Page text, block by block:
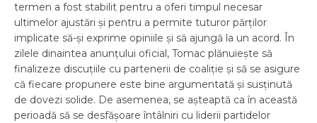
termen a fost stabilit pentru a oferi timpul necesar
ultimelor ajustări și pentru a permite tuturor părților
implicate să-și exprime opiniile și să ajungă la un acord. În
zilele dinaintea anunțului oficial, Tomac plănuiește să
finalizeze discuțiile cu partenerii de coaliție și să se asigure
că fiecare propunere este bine argumentată și susținută
de dovezi solide. De asemenea, se așteaptă ca în această
perioadă să se desfășoare întâlniri cu liderii partidelor